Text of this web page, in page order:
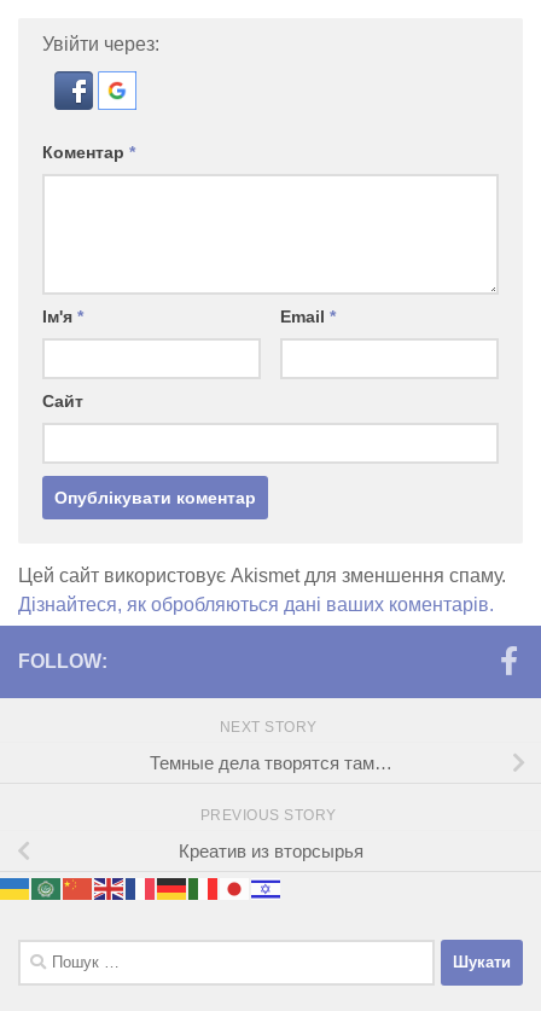
Увійти через:
Коментар *
Ім'я * Email *
Сайт
Цей сайт використовує Akismet для зменшення спаму.
Дізнайтеся, як обробляються дані ваших коментарів.
FOLLOW:
NEXT STORY
Темные дела творятся там…
PREVIOUS STORY
Креатив из вторсырья
Пошук: